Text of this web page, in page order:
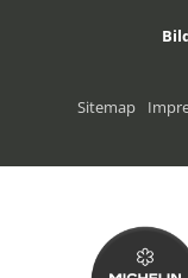
Sitemap